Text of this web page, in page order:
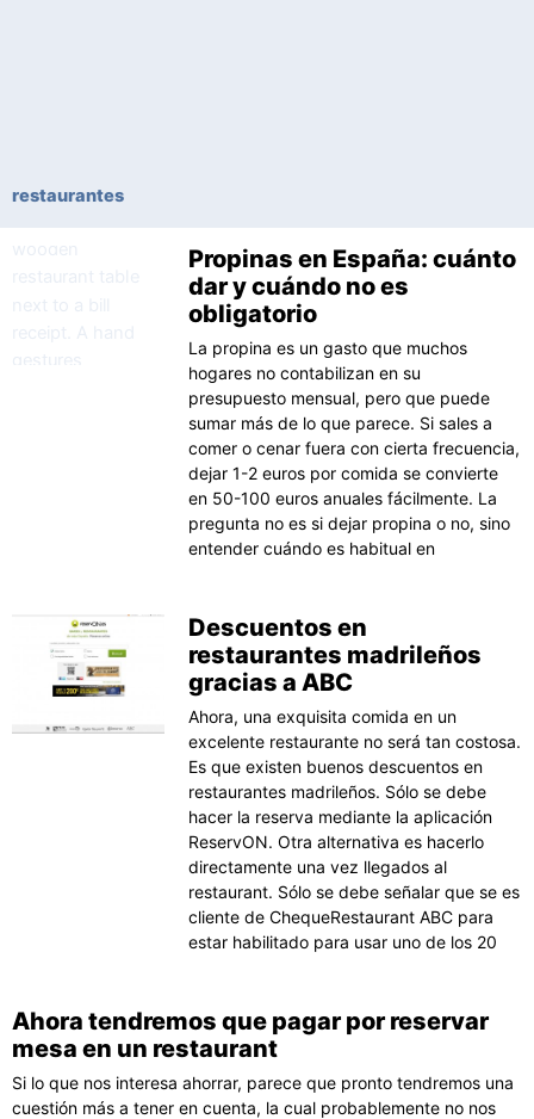
restaurantes
Propinas en España: cuánto
dar y cuándo no es
obligatorio
La propina es un gasto que muchos
hogares no contabilizan en su
presupuesto mensual, pero que puede
sumar más de lo que parece. Si sales a
comer o cenar fuera con cierta frecuencia,
dejar 1-2 euros por comida se convierte
en 50-100 euros anuales fácilmente. La
pregunta no es si dejar propina o no, sino
entender cuándo es habitual en
Descuentos en
restaurantes madrileños
gracias a ABC
Ahora, una exquisita comida en un
excelente restaurante no será tan costosa.
Es que existen buenos descuentos en
restaurantes madrileños. Sólo se debe
hacer la reserva mediante la aplicación
ReservON. Otra alternativa es hacerlo
directamente una vez llegados al
restaurant. Sólo se debe señalar que se es
cliente de ChequeRestaurant ABC para
estar habilitado para usar uno de los 20
Ahora tendremos que pagar por reservar
mesa en un restaurant
Si lo que nos interesa ahorrar, parece que pronto tendremos una
cuestión más a tener en cuenta, la cual probablemente no nos
Página
Página